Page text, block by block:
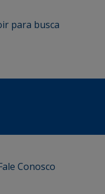
ir para busca
Conosco